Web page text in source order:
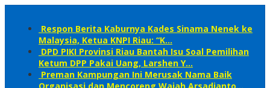
Respon Berita Kaburnya Kades Sinama Nenek ke
Malaysia, Ketua KNPI Riau: “K…
DPD PIKI Provinsi Riau Bantah Isu Soal Pemilihan
Ketum DPP Pakai Uang, Larshen Y…
Preman Kampungan Ini Merusak Nama Baik